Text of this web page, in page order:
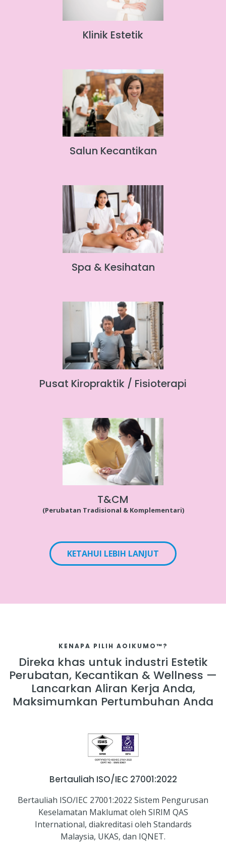
Klinik Estetik
Salun Kecantikan
Spa & Kesihatan
Pusat Kiropraktik / Fisioterapi
T&CM
(Perubatan Tradisional & Komplementari)
KETAHUI LEBIH LANJUT
KENAPA PILIH AOIKUMO™?
Direka khas untuk industri Estetik
Perubatan, Kecantikan & Wellness —
Lancarkan Aliran Kerja Anda,
Maksimumkan Pertumbuhan Anda
Bertauliah ISO/IEC 27001:2022
Bertauliah ISO/IEC 27001:2022 Sistem Pengurusan
Keselamatan Maklumat oleh SIRIM QAS
International, diakreditasi oleh Standards
Malaysia, UKAS, dan IQNET.